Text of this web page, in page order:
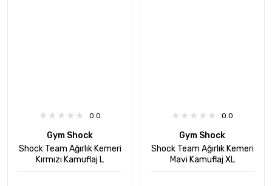
0.0
Gym Shock
Shock Team Ağırlık Kemeri
Kırmızı Kamuflaj L
0.0
Gym Shock
Shock Team Ağırlık Kemeri
Mavi Kamuflaj XL